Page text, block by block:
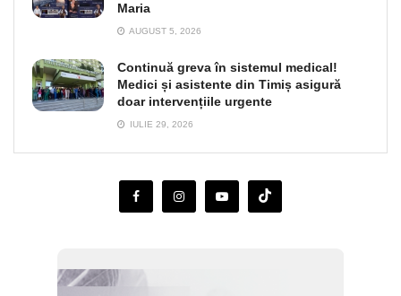
Maria
AUGUST 5, 2026
Continuă greva în sistemul medical!
Medici și asistente din Timiș asigură
doar intervențiile urgente
IULIE 29, 2026